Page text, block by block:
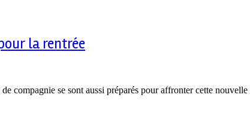
la rentrée
compagnie se sont aussi préparés pour affronter cette